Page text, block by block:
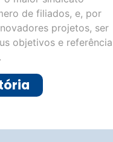
UniCesumar
Estácio
Senac